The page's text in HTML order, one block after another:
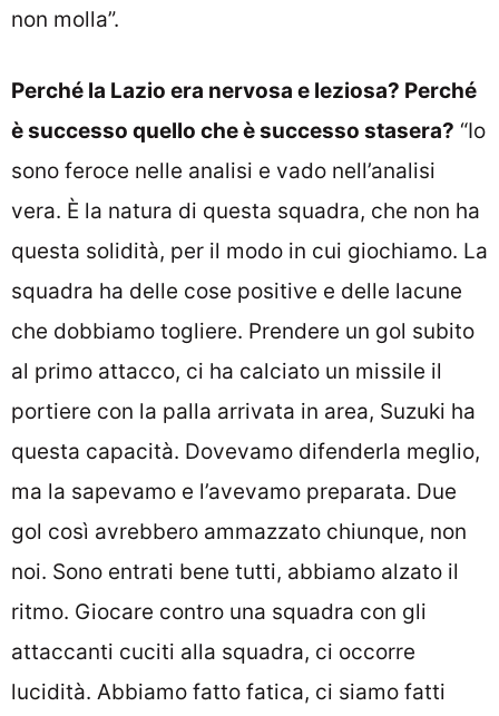
non molla”.
Perché la Lazio era nervosa e leziosa? Perché
è successo quello che è successo stasera? “Io
sono feroce nelle analisi e vado nell’analisi
vera. È la natura di questa squadra, che non ha
questa solidità, per il modo in cui giochiamo. La
squadra ha delle cose positive e delle lacune
che dobbiamo togliere. Prendere un gol subito
al primo attacco, ci ha calciato un missile il
portiere con la palla arrivata in area, Suzuki ha
questa capacità. Dovevamo difenderla meglio,
ma la sapevamo e l’avevamo preparata. Due
gol così avrebbero ammazzato chiunque, non
noi. Sono entrati bene tutti, abbiamo alzato il
ritmo. Giocare contro una squadra con gli
attaccanti cuciti alla squadra, ci occorre
lucidità. Abbiamo fatto fatica, ci siamo fatti